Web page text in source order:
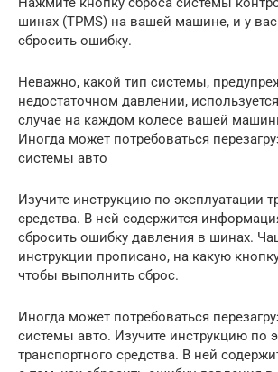
шинах (TPMS) на вашей машине, и у вас
сбросить ошибку.
Неважно, какой тип системы,
недостаточном давлении,
случае на каждом колесе вашей
Иногда может потребоваться
системы авто
Изучите инструкцию по эксплуатации
средства. В ней содержится
сбросить ошибку давления в шинах.
инструкции прописано, на какую
чтобы выполнить сброс.
Иногда может потребоваться
системы авто. Изучите инструкцию по
транспортного средства. В ней